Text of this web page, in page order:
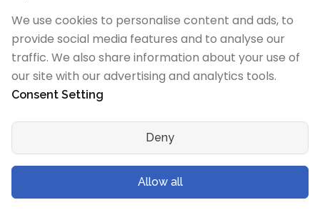
Nanofarad को Exafarad में बदलें
Nanofarad को Petafarad में बदलें
Nanofarad को Terafarad में बदलें
Nanofarad को Gigafarad में बदलें
Nanofarad को Megafarad में बदलें
Nanofarad को Hectofarad में बदलें
We use cookies to personalise content and ads, to
provide social media features and to analyse our
traffic. We also share information about your use of
our site with our advertising and analytics tools.
Consent Setting
Deny
Allow all